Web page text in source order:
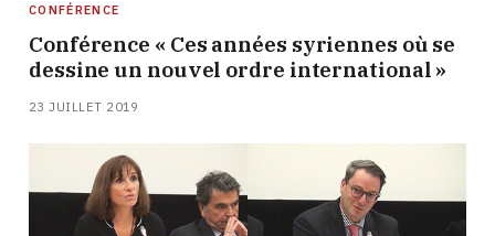
CONFÉRENCE
Conférence « Ces années syriennes où se
dessine un nouvel ordre international »
23 JUILLET 2019